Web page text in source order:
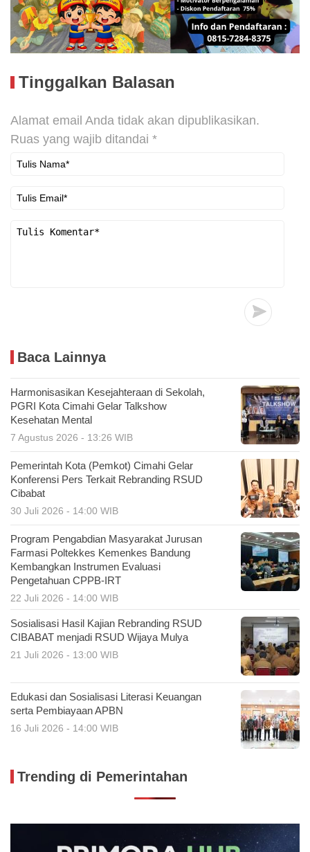
Tinggalkan Balasan
Alamat email Anda tidak akan dipublikasikan.
Ruas yang wajib ditandai *
Baca Lainnya
Harmonisasikan Kesejahteraan di Sekolah,
PGRI Kota Cimahi Gelar Talkshow
Kesehatan Mental
7 Agustus 2026 - 13:26 WIB
Pemerintah Kota (Pemkot) Cimahi Gelar
Konferensi Pers Terkait Rebranding RSUD
Cibabat
30 Juli 2026 - 14:00 WIB
Program Pengabdian Masyarakat Jurusan
Farmasi Poltekkes Kemenkes Bandung
Kembangkan Instrumen Evaluasi
Pengetahuan CPPB-IRT
22 Juli 2026 - 14:00 WIB
Sosialisasi Hasil Kajian Rebranding RSUD
CIBABAT menjadi RSUD Wijaya Mulya
21 Juli 2026 - 13:00 WIB
Edukasi dan Sosialisasi Literasi Keuangan
serta Pembiayaan APBN
16 Juli 2026 - 14:00 WIB
Trending di Pemerintahan